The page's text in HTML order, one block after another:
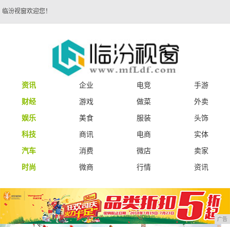
临汾视窗欢迎您！
资讯 企业 电竞
手游
财经
游戏 做菜
外卖
娱乐
美食 服装
头饰
科技
商讯 电商
实体
汽车
消费 微店
卖家
时尚
微商 行情 资讯
广告